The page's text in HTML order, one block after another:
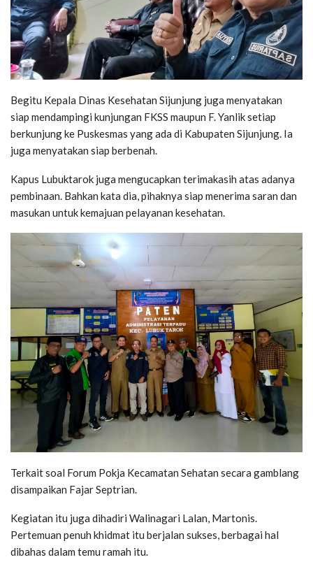
Begitu Kepala Dinas Kesehatan Sijunjung juga menyatakan
siap mendampingi kunjungan FKSS maupun F. Yanlik setiap
berkunjung ke Puskesmas yang ada di Kabupaten Sijunjung. Ia
juga menyatakan siap berbenah.
Kapus Lubuktarok juga mengucapkan terimakasih atas adanya
pembinaan. Bahkan kata dia, pihaknya siap menerima saran dan
masukan untuk kemajuan pelayanan kesehatan.
Terkait soal Forum Pokja Kecamatan Sehatan secara gamblang
disampaikan Fajar Septrian.
Kegiatan itu juga dihadiri Walinagari Lalan, Martonis.
Pertemuan penuh khidmat itu berjalan sukses, berbagai hal
dibahas dalam temu ramah itu.